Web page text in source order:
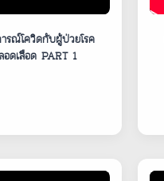
รณ์โควิดกับผู้ป่วยโรค
อดเลือด PART 1